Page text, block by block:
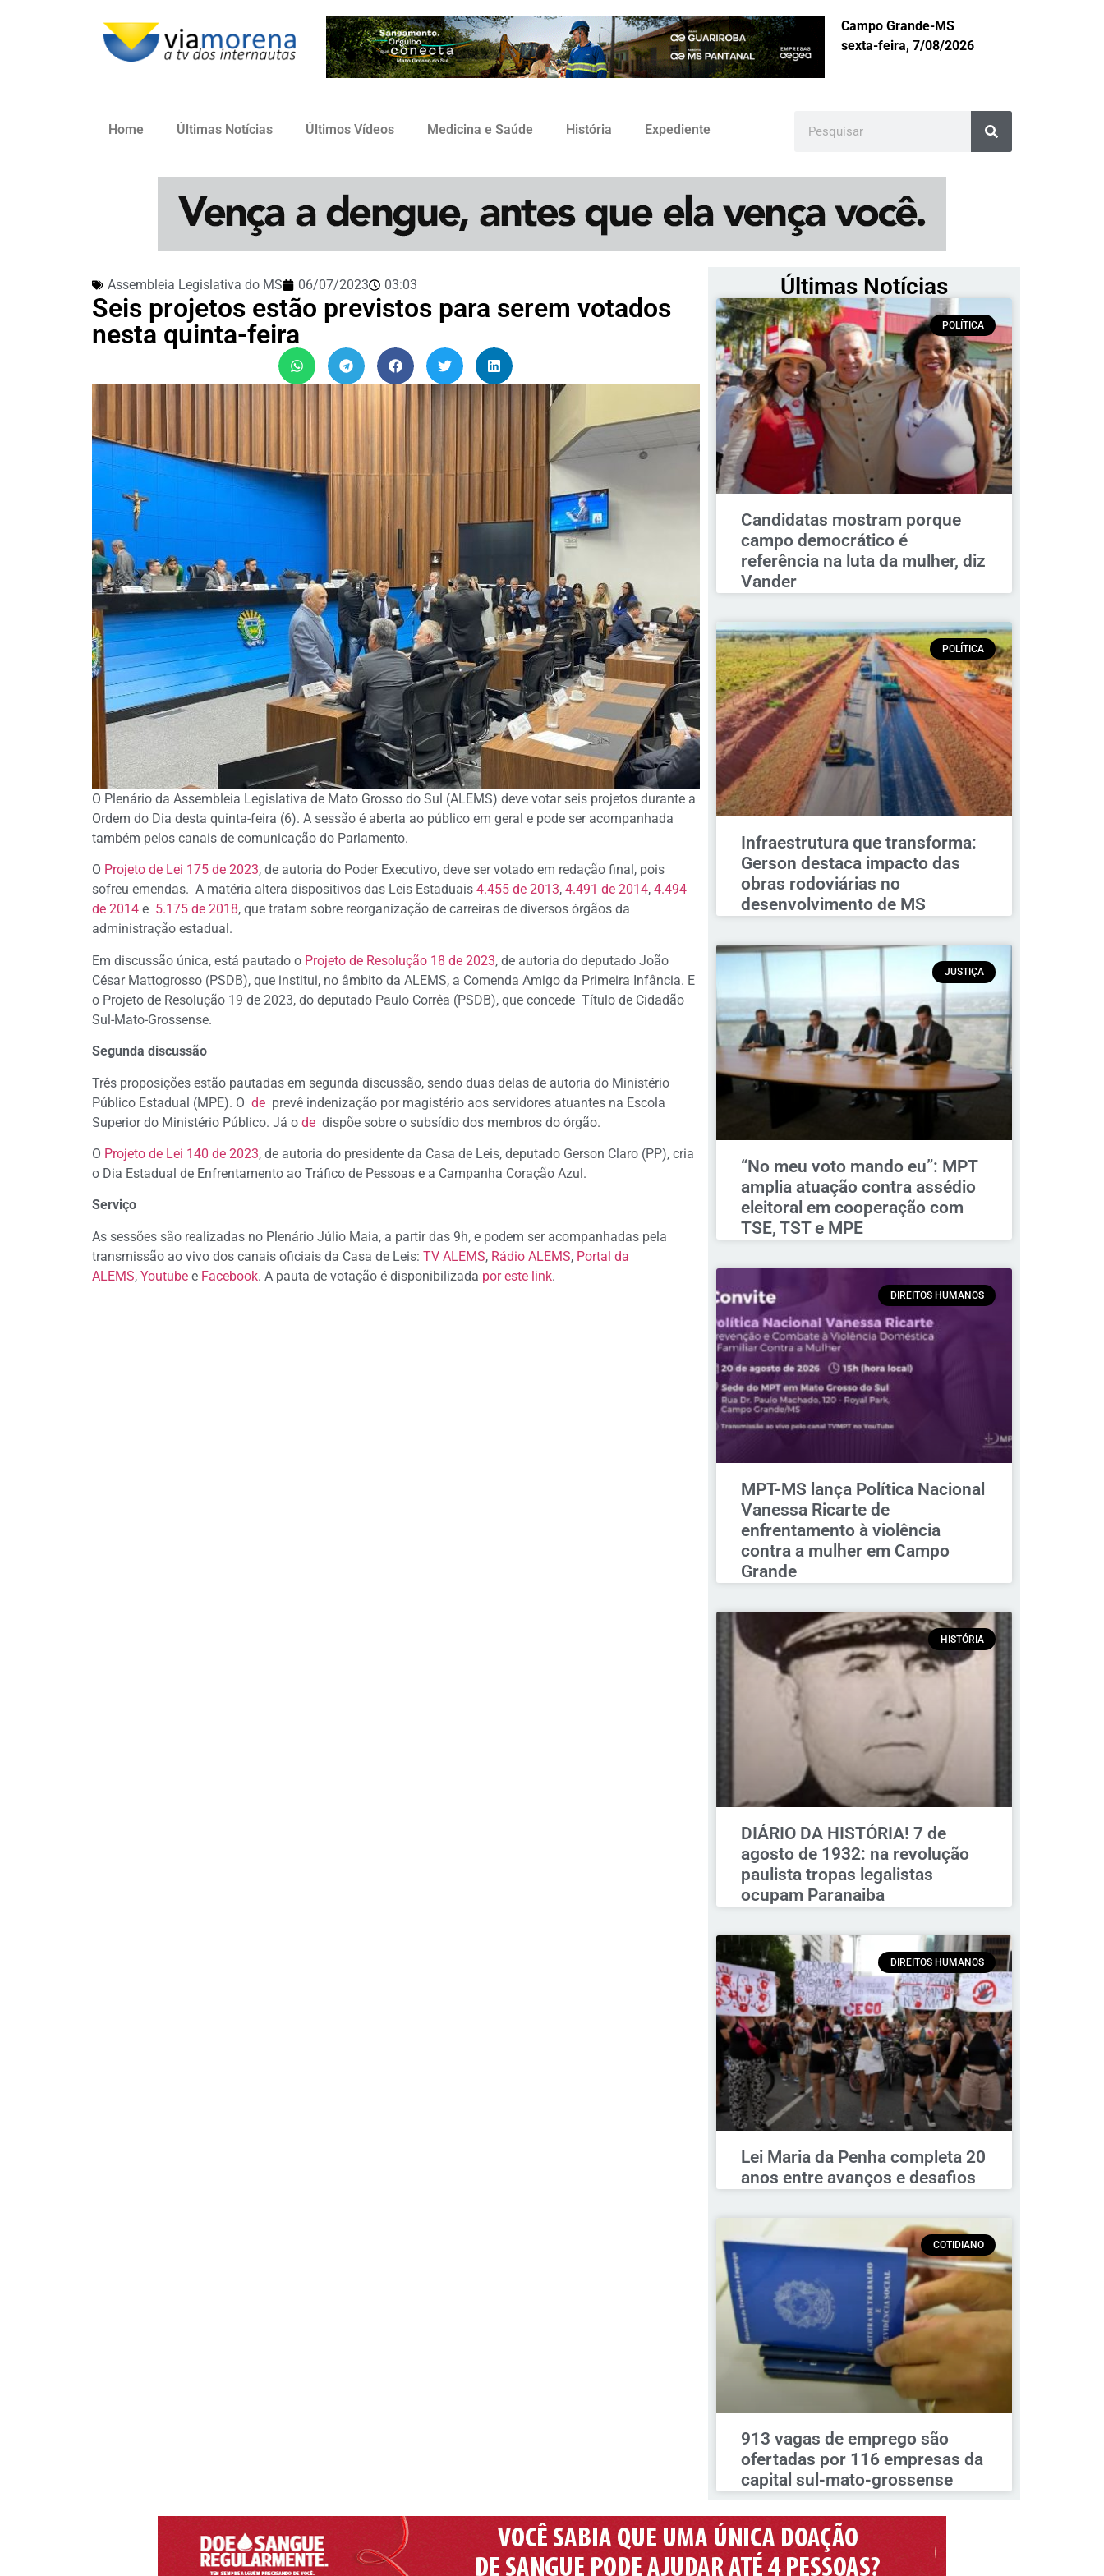
Campo Grande-MS
sexta-feira, 7/08/2026
Home Últimas Notícias Últimos Vídeos Medicina e Saúde História Expediente
Assembleia Legislativa do MS 06/07/2023 03:03
Seis projetos estão previstos para serem votados
nesta quinta-feira
O Plenário da Assembleia Legislativa de Mato Grosso do Sul (ALEMS) deve votar seis projetos durante a
Ordem do Dia desta quinta-feira (6). A sessão é aberta ao público em geral e pode ser acompanhada
também pelos canais de comunicação do Parlamento.
O Projeto de Lei 175 de 2023, de autoria do Poder Executivo, deve ser votado em redação final, pois
sofreu emendas. A matéria altera dispositivos das Leis Estaduais 4.455 de 2013, 4.491 de 2014, 4.494
de 2014 e 5.175 de 2018, que tratam sobre reorganização de carreiras de diversos órgãos da
administração estadual.
Em discussão única, está pautado o Projeto de Resolução 18 de 2023, de autoria do deputado João
César Mattogrosso (PSDB), que institui, no âmbito da ALEMS, a Comenda Amigo da Primeira Infância. E
o Projeto de Resolução 19 de 2023, do deputado Paulo Corrêa (PSDB), que concede Título de Cidadão
Sul-Mato-Grossense.
Segunda discussão
Três proposições estão pautadas em segunda discussão, sendo duas delas de autoria do Ministério
Público Estadual (MPE). O de prevê indenização por magistério aos servidores atuantes na Escola
Superior do Ministério Público. Já o de dispõe sobre o subsídio dos membros do órgão.
O Projeto de Lei 140 de 2023, de autoria do presidente da Casa de Leis, deputado Gerson Claro (PP), cria
o Dia Estadual de Enfrentamento ao Tráfico de Pessoas e a Campanha Coração Azul.
Serviço
As sessões são realizadas no Plenário Júlio Maia, a partir das 9h, e podem ser acompanhadas pela
transmissão ao vivo dos canais oficiais da Casa de Leis: TV ALEMS, Rádio ALEMS, Portal da
ALEMS, Youtube e Facebook. A pauta de votação é disponibilizada por este link.
Últimas Notícias
POLÍTICA
Candidatas mostram porque
campo democrático é
referência na luta da mulher, diz
Vander
POLÍTICA
Infraestrutura que transforma:
Gerson destaca impacto das
obras rodoviárias no
desenvolvimento de MS
JUSTIÇA
“No meu voto mando eu”: MPT
amplia atuação contra assédio
eleitoral em cooperação com
TSE, TST e MPE
DIREITOS HUMANOS
MPT-MS lança Política Nacional
Vanessa Ricarte de
enfrentamento à violência
contra a mulher em Campo
Grande
HISTÓRIA
DIÁRIO DA HISTÓRIA! 7 de
agosto de 1932: na revolução
paulista tropas legalistas
ocupam Paranaiba
DIREITOS HUMANOS
Lei Maria da Penha completa 20
anos entre avanços e desafios
COTIDIANO
913 vagas de emprego são
ofertadas por 116 empresas da
capital sul-mato-grossense